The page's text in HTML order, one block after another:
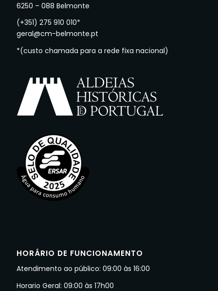
6250 – 088 Belmonte
(+351) 275 910 010*
geral@cm-belmonte.pt
*(custo chamada para a rede fixa nacional)
HORÁRIO DE FUNCIONAMENTO
Atendimento ao público: 09:00 às 16:00
Horario Geral: 09:00 às 17h00